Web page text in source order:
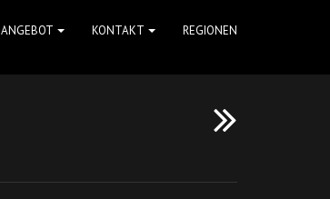
ANGEBOT KONTAKT REGIONEN